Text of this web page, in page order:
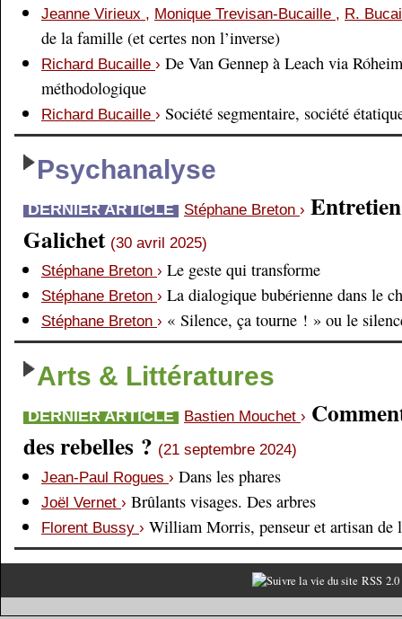
Jeanne Virieux , Monique Trevisan-Bucaille , R.
de la famille (et certes non l’inverse)
Richard Bucaille › De Van Gennep à Leach via
méthodologique
Richard Bucaille › Société segmentaire, société
Psychanalyse
DERNIER ARTICLE Stéphane Breton ›
Galichet (30 avril 2025)
Stéphane Breton › Le geste qui transforme
Stéphane Breton › La dialogique bubérienne dans le
Stéphane Breton › « Silence, ça tourne ! » ou le
Arts & Littératures
DERNIER ARTICLE Bastien Mouchet ›
des rebelles ? (21 septembre 2024)
Jean-Paul Rogues › Dans les phares
Joël Vernet › Brûlants visages. Des arbres
Florent Bussy › William Morris, penseur et artisan de
RSS 2.0